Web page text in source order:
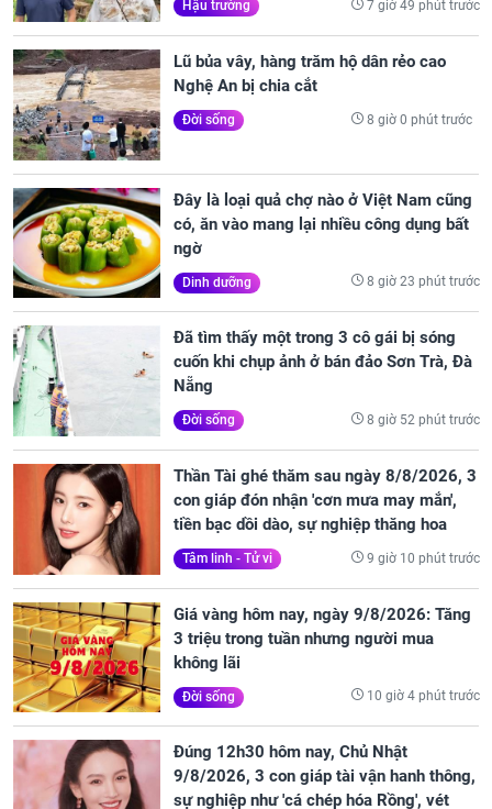
Hậu trường 7 giờ 49 phút trước
Lũ bủa vây, hàng trăm hộ dân rẻo cao
Nghệ An bị chia cắt
Đời sống 8 giờ 0 phút trước
Đây là loại quả chợ nào ở Việt Nam cũng
có, ăn vào mang lại nhiều công dụng bất
ngờ
Dinh dưỡng 8 giờ 23 phút trước
Đã tìm thấy một trong 3 cô gái bị sóng
cuốn khi chụp ảnh ở bán đảo Sơn Trà, Đà
Nẵng
Đời sống 8 giờ 52 phút trước
Thần Tài ghé thăm sau ngày 8/8/2026, 3
con giáp đón nhận 'cơn mưa may mắn',
tiền bạc dồi dào, sự nghiệp thăng hoa
Tâm linh - Tử vi 9 giờ 10 phút trước
Giá vàng hôm nay, ngày 9/8/2026: Tăng
3 triệu trong tuần nhưng người mua
không lãi
Đời sống 10 giờ 4 phút trước
Đúng 12h30 hôm nay, Chủ Nhật
9/8/2026, 3 con giáp tài vận hanh thông,
sự nghiệp như 'cá chép hóa Rồng', vét